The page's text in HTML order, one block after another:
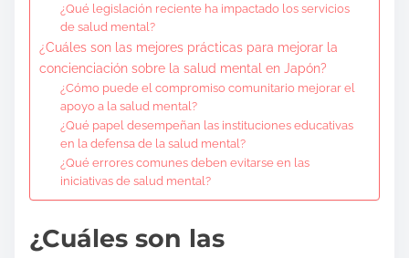
¿Qué legislación reciente ha impactado los servicios
de salud mental?
¿Cuáles son las mejores prácticas para mejorar la
concienciación sobre la salud mental en Japón?
¿Cómo puede el compromiso comunitario mejorar el
apoyo a la salud mental?
¿Qué papel desempeñan las instituciones educativas
en la defensa de la salud mental?
¿Qué errores comunes deben evitarse en las
iniciativas de salud mental?
¿Cuáles son las